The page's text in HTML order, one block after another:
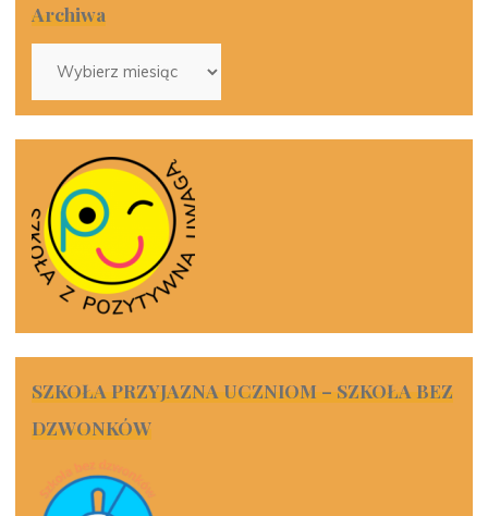
Archiwa
SZKOŁA PRZYJAZNA UCZNIOM – SZKOŁA BEZ
DZWONKÓW